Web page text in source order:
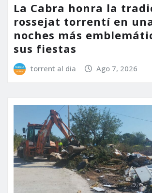
La Cabra honra la
rossejat torrentí en
noches más
sus fiestas
torrent al dia Ago 7, 2026